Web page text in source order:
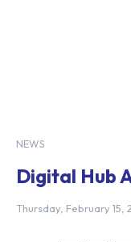
NEWS
Digital Hub
Thursday, February 15,